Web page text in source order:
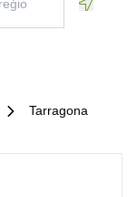
Tarragona